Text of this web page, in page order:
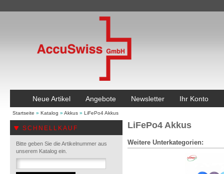
Neue Artikel Angebote Newsletter Ihr Konto
Startseite » Katalog » Akkus » LiFePo4 Akkus
SCHNELLKAUF
Bitte geben Sie die Artikelnummer aus
unserem Katalog ein.
LiFePo4 Akkus
Weitere Unterkategorien: